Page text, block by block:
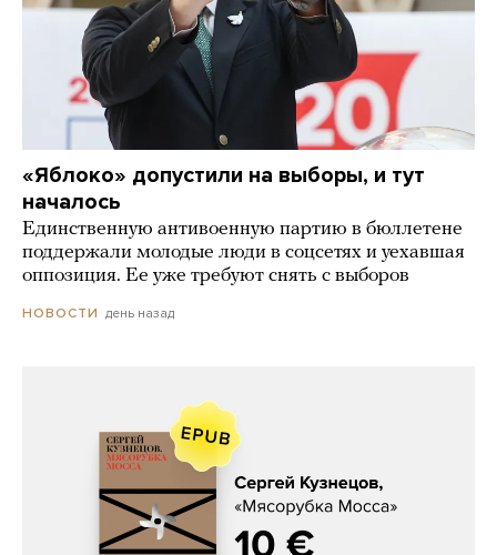
«Яблоко» допустили на выборы, и тут
началось
Единственную антивоенную партию в бюллетене
поддержали молодые люди в соцсетях и уехавшая
оппозиция. Ее уже требуют снять с выборов
НОВОСТИ день назад